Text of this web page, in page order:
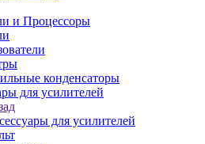
и Процессоры
конденсаторы
для усилителей
для усилителей